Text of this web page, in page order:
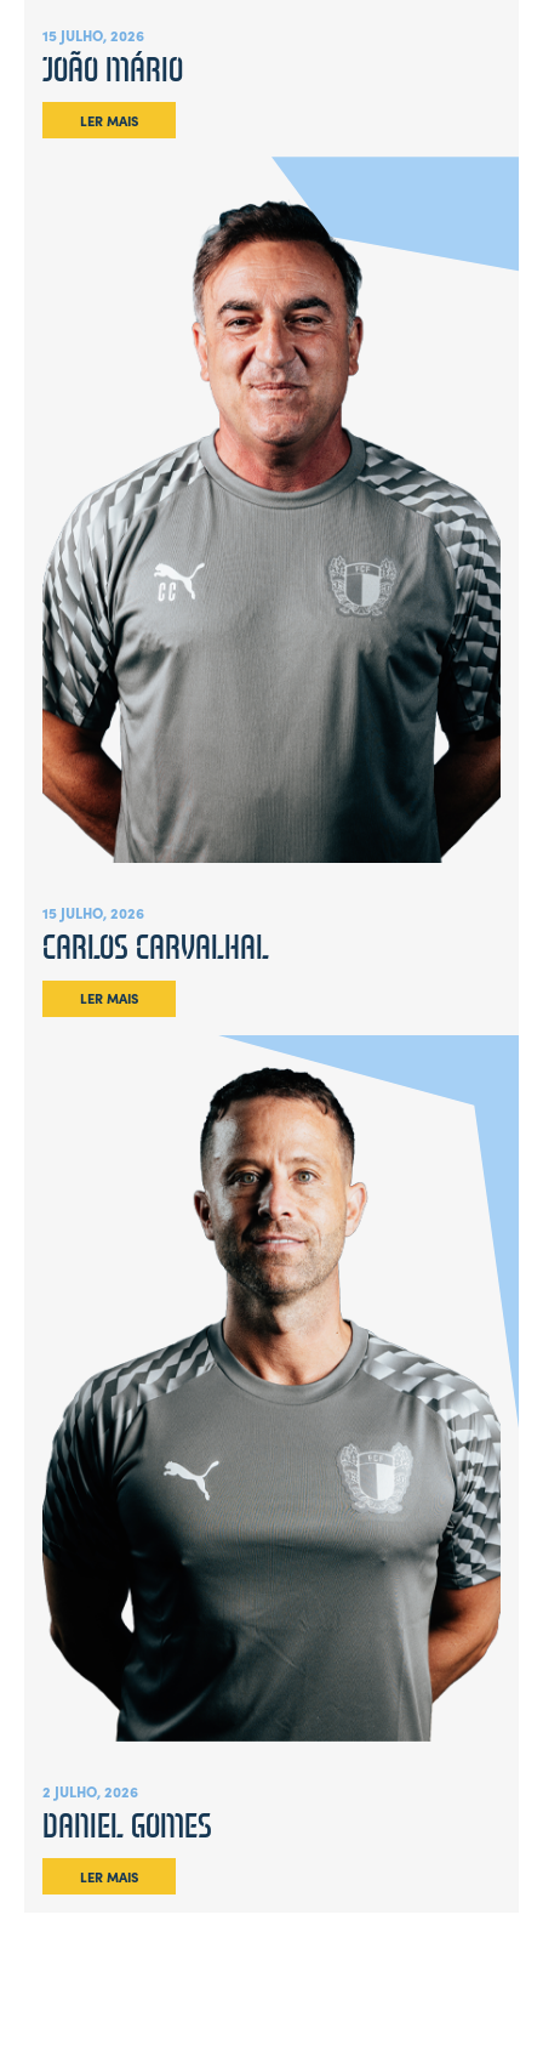
15 JULHO, 2026
JOÃO MÁRIO
LER MAIS
15 JULHO, 2026
CARLOS CARVALHAL
LER MAIS
2 JULHO, 2026
DANIEL GOMES
LER MAIS